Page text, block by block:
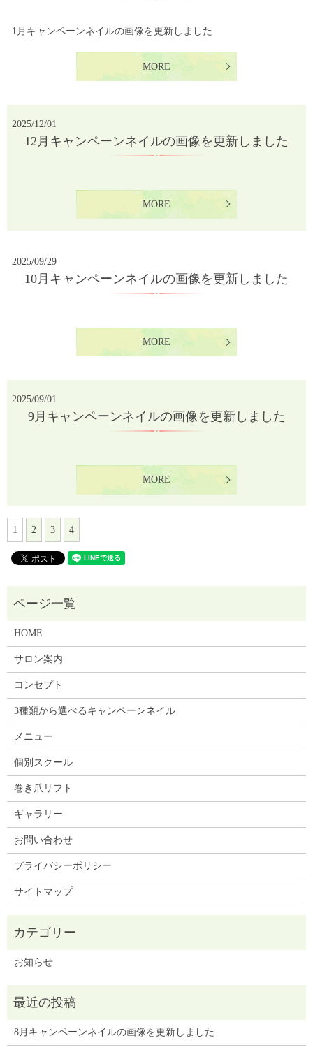
1月キャンペーンネイルの画像を更新しました
MORE
2025/12/01
12月キャンペーンネイルの画像を更新しました
MORE
2025/09/29
10月キャンペーンネイルの画像を更新しました
MORE
2025/09/01
9月キャンペーンネイルの画像を更新しました
MORE
1 2 3 4
HOME
サロン案内
コンセプト
3種類から選べるキャンペーンネイル
メニュー
個別スクール
巻き爪リフト
ギャラリー
お問い合わせ
プライバシーポリシー
サイトマップ
お知らせ
8月キャンペーンネイルの画像を更新しました